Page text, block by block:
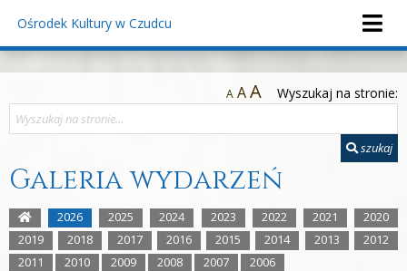
Ośrodek Kultury w Czudcu
A AA Wyszukaj na stronie:
szukaj
Galeria wydarzeń
2026 2025 2024 2023 2022 2021
2020
2019
2018 2017 2016 2015 2014 2013
2012
2011
2010 2009 2008 2007 2006